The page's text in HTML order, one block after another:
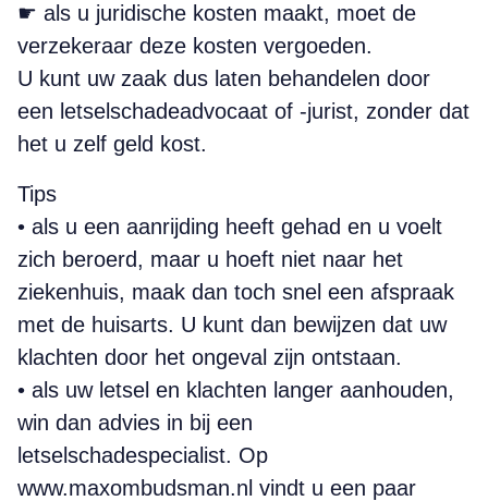
☛ als u juridische kosten maakt, moet de
verze­keraar deze kosten vergoeden.
U kunt uw zaak dus laten behandelen door
een letsel­schade­advocaat of -jurist, zonder dat
het u zelf geld kost.
Tips
• als u een aanrijding heeft gehad en u voelt
zich beroerd, maar u hoeft niet naar het
ziekenhuis, maak dan toch snel een afspraak
met de huisarts. U kunt dan bewijzen dat uw
klachten door het ongeval zijn ontstaan.
• als uw letsel en klachten langer aanhouden,
win dan advies in bij een
letselschadespecialist. Op
www.maxombudsman.nl vindt u een paar